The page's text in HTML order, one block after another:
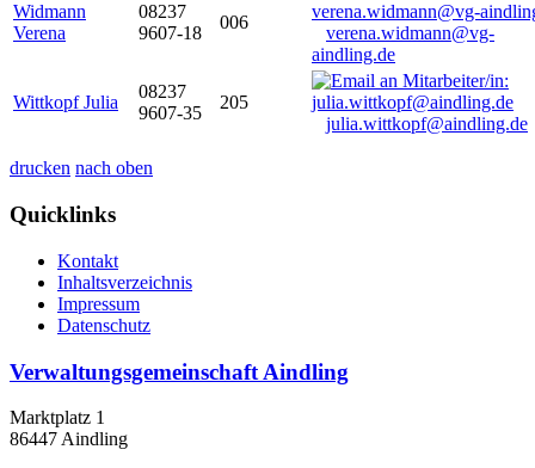
Widmann
Verena
08237
9607-18
006
verena.widmann@vg-
aindling.de
Wittkopf Julia
08237
9607-35
205
julia.wittkopf@aindling.de
drucken nach oben
Quicklinks
Kontakt
Inhaltsverzeichnis
Impressum
Datenschutz
Verwaltungsgemeinschaft Aindling
Marktplatz 1
86447 Aindling